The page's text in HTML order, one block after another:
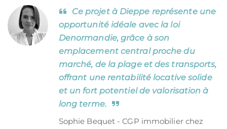
Ce projet à Dieppe représente une
opportunité idéale avec la loi
Denormandie, grâce à son
emplacement central proche du
marché, de la plage et des transports,
offrant une rentabilité locative solide
et un fort potentiel de valorisation à
long terme.
Sophie Bequet - CGP immobilier chez